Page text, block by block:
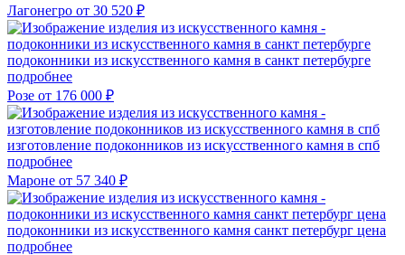
Лагонегро от 30 520 ₽
подоконники из искусственного камня в санкт петербурге
подробнее
Розе от 176 000 ₽
изготовление подоконников из искусственного камня в спб
подробнее
Мароне от 57 340 ₽
подоконники из искусственного камня санкт петербург цена
подробнее